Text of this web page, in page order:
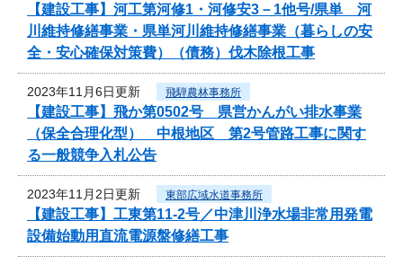
【建設工事】河工第河修1・河修安3－1他号/県単 河
川維持修繕事業・県単河川維持修繕事業（暮らしの安
全・安心確保対策費）（債務）伐木除根工事
2023年11月6日更新 飛騨農林事務所
【建設工事】飛か第0502号 県営かんがい排水事業
（保全合理化型） 中根地区 第2号管路工事に関す
る一般競争入札公告
2023年11月2日更新 東部広域水道事務所
【建設工事】工東第11-2号／中津川浄水場非常用発電
設備始動用直流電源盤修繕工事